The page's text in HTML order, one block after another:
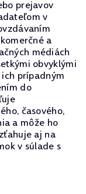
prejavov
v
a
médiách
obvyklými
ich prípadným
do
časového,
a môže ho
aj na
v súlade s